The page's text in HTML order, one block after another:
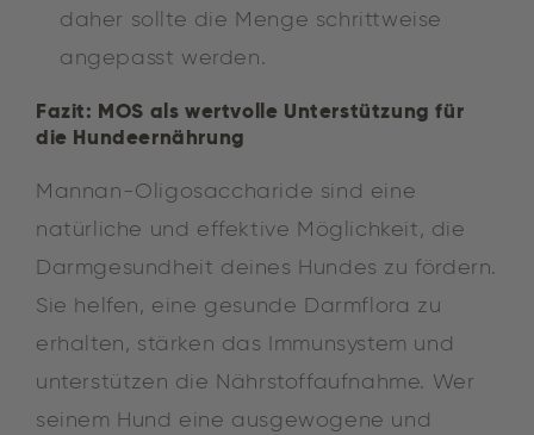
daher sollte die Menge schrittweise
angepasst werden.
Fazit: MOS als wertvolle Unterstützung für
die Hundeernährung
Mannan-Oligosaccharide sind eine
natürliche und effektive Möglichkeit, die
Darmgesundheit deines Hundes zu fördern.
Sie helfen, eine gesunde Darmflora zu
erhalten, stärken das Immunsystem und
unterstützen die Nährstoffaufnahme. Wer
seinem Hund eine ausgewogene und